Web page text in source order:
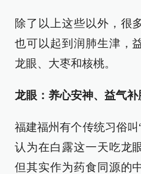
除了以上这些以外，很
也可以起到润肺生津，
龙眼、大枣和核桃。
龙眼：养心安神、益气补
福建福州有个传统习俗叫
认为在白露这一天吃龙
但其实作为药食同源的